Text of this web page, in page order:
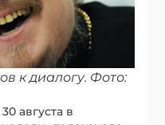
к диалогу. Фото:
августа в